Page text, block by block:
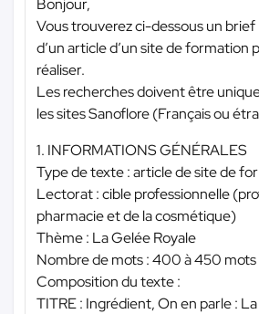
Vous trouverez ci-dessous un
d’un article d’un site de formation
réaliser.
Les recherches doivent être
les sites Sanoflore (Français ou
1. INFORMATIONS GÉNÉRALES
Type de texte : article de site de
Lectorat : cible professionnelle
pharmacie et de la cosmétique)
Thème : La Gelée Royale
Nombre de mots : 400 à 450 mots
Composition du texte :
TITRE : Ingrédient, On en parle :